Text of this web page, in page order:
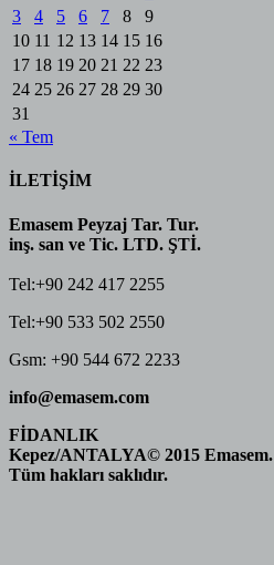
3
4 5 6 7 8
9
10 11 12 13 14 15 16
17 18 19 20 21 22 23
24 25 26 27 28 29 30
31
« Tem
İLETİŞİM
Emasem Peyzaj Tar. Tur.
inş. san ve Tic. LTD. ŞTİ.
Tel:+90 242 417 2255
Tel:+90 533 502 2550
Gsm: +90 544 672 2233
info@emasem.com
FİDANLIK
Kepez/ANTALYA© 2015 Emasem.
Tüm hakları saklıdır.